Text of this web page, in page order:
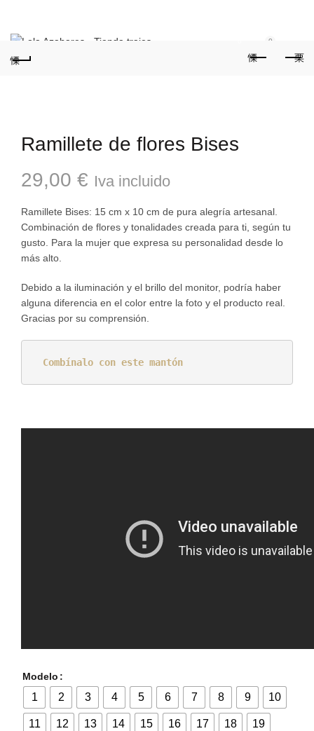
0
Ramillete de flores Bises
29,00 € Iva incluido
Ramillete Bises: 15 cm x 10 cm de pura alegría artesanal.
Combinación de flores y tonalidades creada para ti, según tu
gusto. Para la mujer que expresa su personalidad desde lo
más alto.
Debido a la iluminación y el brillo del monitor, podría haber
alguna diferencia en el color entre la foto y el producto real.
Gracias por su comprensión.
Combínalo con este mantón
Modelo
1 2 3 4 5 6 7 8 9 10
11 12 13 14 15 16 17 18 19